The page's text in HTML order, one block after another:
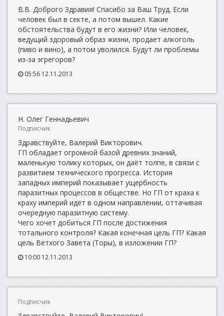
В.В. Доброго Здравия! Спасибо за Ваш Труд. Если
человек был в секте, а потом вышел. Какие
обстоятельства будут в его жизни? Или человек,
ведущий здоровый образ жизни, продает алкоголь
(пиво и вино), а потом уволился. Будут ли проблемы
из-за эгрегоров?
05:56 12.11.2013
Н. Олег Геннадьевич
Подписчик
Здравствуйте, Валерий Викторович.
ГП обладает огромной базой древних знаний,
маленькую толику которых, он даёт толпе, в связи с
развитием технического прогресса. История
западных империй показывает ущербность
паразитных процессов в обществе. Но ГП от краха к
краху империй идёт в одном направлении, оттачивая
очередную паразитную систему.
Чего хочет добиться ГП после достижения
тотального контроля? Какая конечная цель ГП? Какая
цель Ветхого Завета (Торы), в изложении ГП?
10:00 12.11.2013
Подписчик